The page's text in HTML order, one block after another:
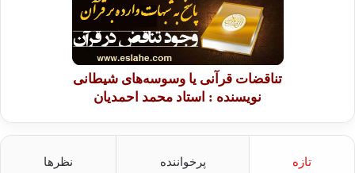
تناقضات قرآنی یا وسوسه‌های شیطانی
نویسنده : استاد محمد احمدیان
تازه پرخواننده نظرها